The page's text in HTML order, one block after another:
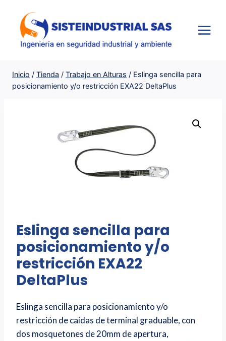
contenido
Inicio / Tienda / Trabajo en Alturas / Eslinga sencilla para
posicionamiento y/o restricción EXA22 DeltaPlus
Eslinga sencilla para
posicionamiento y/o
restricción EXA22
DeltaPlus
Eslinga sencilla para posicionamiento y/o
restricción de caídas de terminal graduable, con
dos mosquetones de 20mm de apertura,